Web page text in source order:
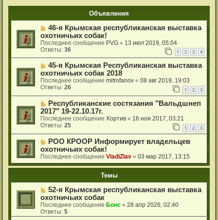
Объявления
46-я Крымская республиканская выставка
охотничьих собак!
Последнее сообщение PVG « 13 июл 2019, 05:04
Ответы:36 1 2 3 4
45-я Крымская Республиканская выставка
охотничьих собак 2018
Последнее сообщениеmitrofanov «08 авг 2019, 19:03
Ответы:26 1 2 3
Республиканские состязания "Вальдшнеп
2017" 19-22.10.17г.
Последнее сообщениеХортив « 16 ноя 2017, 03:21
Ответы:25 1 2 3
РОО КРООР Информирует владельцев
охотничьих собак!
Последнее сообщениеVladiZlav «03 мар 2017, 13:15
Темы
52-я Крымская республиканская выставка
охотничьих собак
Последнее сообщение Бонс «28 апр 2026, 02:40
Ответы:5